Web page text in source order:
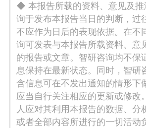
◆ 本报告所载的资料、意见及推
询于发布本报告当日的判断，过
不应作为日后的表现依据。在不
询可发表与本报告所载资料、意
的报告或文章。智研咨询均不保
息保持在最新状态。同时，智研
含信息可在不发出通知的情形下
应当自行关注相应的更新或修改
人应对其利用本报告的数据、分
或者全部内容所进行的一切活动